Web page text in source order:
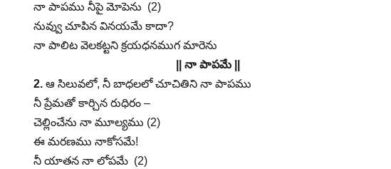
నా పాపము నీపై మోపెను (2)
నువ్వు చూపిన వినయమే కాదా?
నా పాలిట వెలకట్టని క్రయధనముగ మారెను
|| నా పాపమే ||
2. ఆ సిలువలో, నీ బాధలలో చూచితిని నా పాపము
నీ ప్రేమతో కార్చిన రుధిరం –
చెల్లించేను నా మూల్యము (2)
ఈ మరణము నాకోసమే!
నీ యాతన నా లోపమే (2)